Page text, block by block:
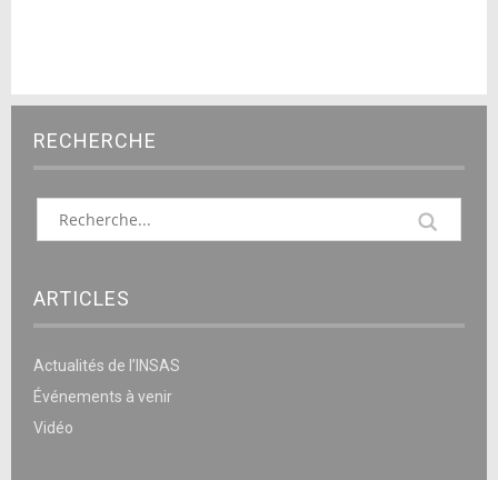
RECHERCHE
ARTICLES
Actualités de l’INSAS
Événements à venir
Vidéo